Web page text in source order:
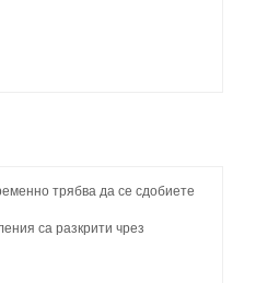
трябва да се сдобиете
са разкрити чрез